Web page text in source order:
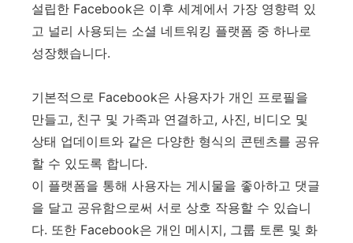
설립한 Facebook은 이후 세계에서 가장 영향력 있
고 널리 사용되는 소셜 네트워킹 플랫폼 중 하나로
성장했습니다.
기본적으로 Facebook은 사용자가 개인 프로필을
만들고, 친구 및 가족과 연결하고, 사진, 비디오 및
상태 업데이트와 같은 다양한 형식의 콘텐츠를 공유
할 수 있도록 합니다.
이 플랫폼을 통해 사용자는 게시물을 좋아하고 댓글
을 달고 공유함으로써 서로 상호 작용할 수 있습니
다. 또한 Facebook은 개인 메시지, 그룹 토론 및 화